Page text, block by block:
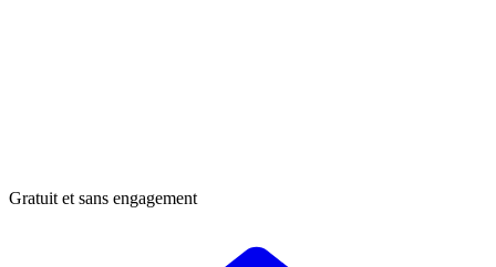
Gratuit et sans engagement